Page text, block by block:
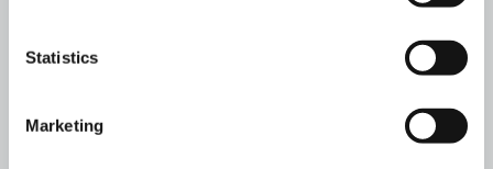
Statistics
Marketing
Related news & blog
Cyclomedia Technologies
5
min read